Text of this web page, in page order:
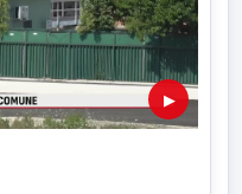
▶